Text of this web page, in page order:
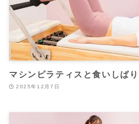
マシンピラティスと食いしばり
2025年12月7日